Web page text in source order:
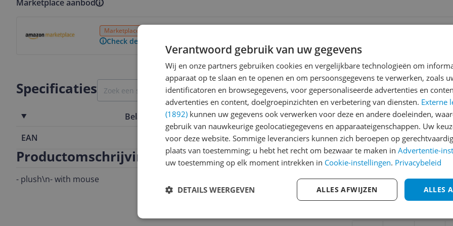
Marketplace aanbod
Marketplace
Check de website voor de levertijd | Gratis bezorgd > €20,-
Specificaties
Belangrijkste kenmerken
EAN
4011905457307
Productomschrijving
- plush\n- with mouse
Reviews
Er zijn nog geen
Heb jij dit product in bezit
met het schrijven van je
een review gemiddeld
andere bezoekers een
Cijfer
Verantwoord gebruik van uw gegevens
Wij en onze partners gebruiken cookies en vergelijkbare technologieën om
apparaat op te slaan en te openen en om persoonsgegevens te verwerken, zoals
identificatoren en browsegegevens, voor gepersonaliseerde advertenties en
advertenties en content, doelgroepinzichten en verbetering van diensten. Externe
(1892) kunnen uw gegevens ook verwerken voor deze en andere doeleinden,
gebruik van nauwkeurige geolocatiegegevens en apparaateigenschappen. Uw
voor deze website. Sommige leveranciers kunnen zich beroepen op
plaats van toestemming; u hebt het recht om bezwaar te maken in Advertentie-
uw toestemming op elk moment intrekken in Cookie-instellingen. Privacybeleid
ALLES
ALLES AFWIJZEN
DETAILS WEERGEVEN